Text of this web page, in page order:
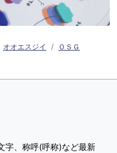
オオエスジイ
ＯＳＧ
字、称呼(呼称)など最新